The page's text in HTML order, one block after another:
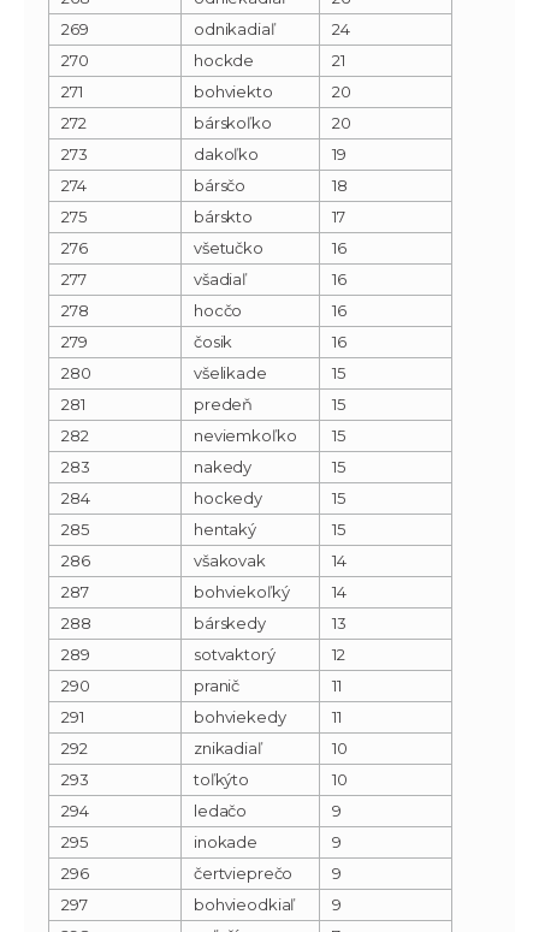
269
odnikadiaľ
24
270
hockde
21
271
bohviekto
20
272
bárskoľko
20
273
dakoľko
19
274
bársčo
18
275
bárskto
17
276
všetučko
16
277
všadiaľ
16
278
hocčo
16
279
čosik
16
280
všelikade
15
281
predeň
15
282
neviemkoľko
15
283
nakedy
15
284
hockedy
15
285
hentaký
15
286
všakovak
14
287
bohviekoľký
14
288
bárskedy
13
289
sotvaktorý
12
290
pranič
11
291
bohviekedy
11
292
znikadiaľ
10
293
toľkýto
10
294
ledačo
9
295
inokade
9
296
čertvieprečo
9
297
bohvieodkiaľ
9